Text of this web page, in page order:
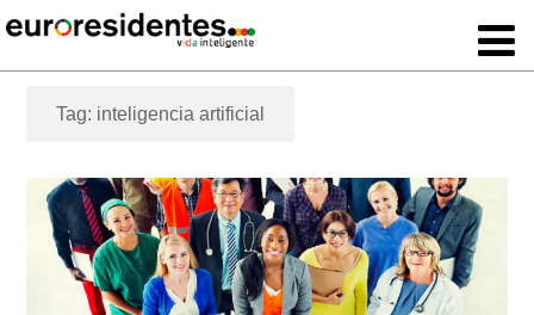
Tag: inteligencia artificial